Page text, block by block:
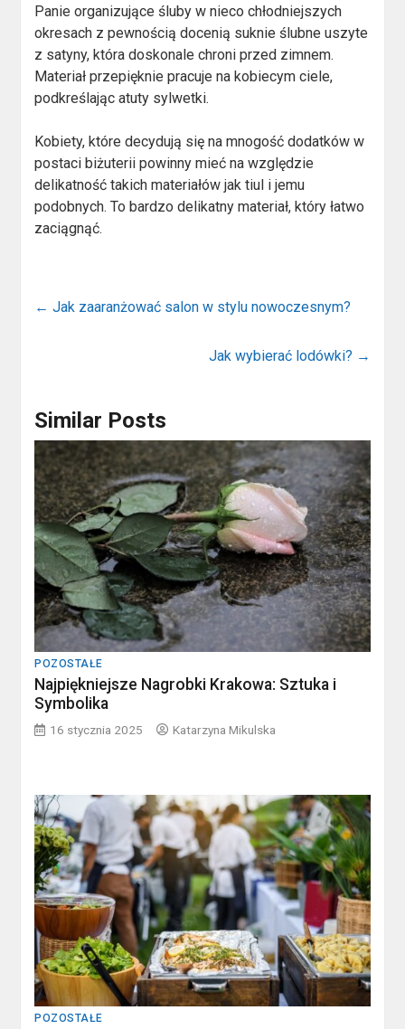
Panie organizujące śluby w nieco chłodniejszych
okresach z pewnością docenią suknie ślubne uszyte
z satyny, która doskonale chroni przed zimnem.
Materiał przepięknie pracuje na kobiecym ciele,
podkreślając atuty sylwetki.
Kobiety, które decydują się na mnogość dodatków w
postaci biżuterii powinny mieć na względzie
delikatność takich materiałów jak tiul i jemu
podobnych. To bardzo delikatny materiał, który łatwo
zaciągnąć.
← Jak zaaranżować salon w stylu nowoczesnym?
Jak wybierać lodówki? →
Similar Posts
POZOSTAŁE
Najpiękniejsze Nagrobki Krakowa: Sztuka i
Symbolika
16 stycznia 2025 Katarzyna Mikulska
POZOSTAŁE